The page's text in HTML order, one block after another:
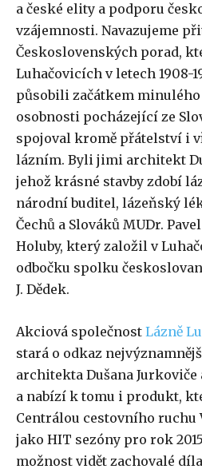
a české elity a podporu
vzájemnosti. Navazujeme
Československých porad,
Luhačovicích v letech 1908-
působili začátkem
osobnosti pocházející ze
spojoval kromě přátelství i
lázním. Byli jimi architekt
jehož krásné stavby zdobí
národní buditel, lázeňský
Čechů a Slováků MUDr.
Holuby, který založil v
odbočku spolku
J. Dědek.
Akciová společnost Lázně
stará o odkaz
architekta Dušana
a nabízí k tomu i produkt,
Centrálou cestovního ruchu
jako HIT sezóny pro rok
možnost vidět zachovalé